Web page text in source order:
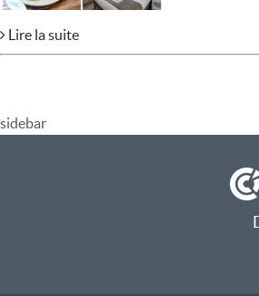
Lire la suite
sidebar